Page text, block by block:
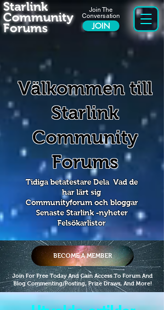
Join The
Conversation
JOIN
Starlink
Community
Forums
Välkommen till
Starlink
Community
Forums
Tidiga betatestare Dela Vad de
har lärt sig
Communityforum och bloggar
Senaste Starlink -nyheter
Felsökarlistor
BECOME A MEMBER
Join For Free Today And Gain Access To Forum And
Blog Commenting/Posting, Prize Draws, And More!